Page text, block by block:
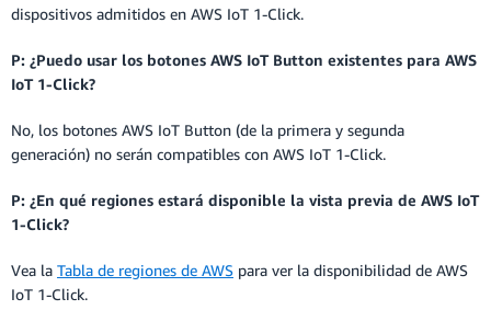
dispositivos admitidos en AWS IoT 1-Click.
P: ¿Puedo usar los botones AWS IoT Button existentes para AWS
IoT 1-Click?
No, los botones AWS IoT Button (de la primera y segunda
generación) no serán compatibles con AWS IoT 1-Click.
P: ¿En qué regiones estará disponible la vista previa de AWS IoT
1-Click?
Vea la Tabla de regiones de AWS para ver la disponibilidad de AWS
IoT 1-Click.